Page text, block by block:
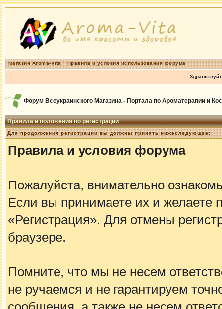
Магазин Aroma-Vita Правила и условия использования форума
Форум Всеукраинского Магазина - Портала по Ароматерапии и
Правила и положения по регистрации
Для продолжения регистрации вы должны принять нижеследующее:
Правила и условия форума
Пожалуйста, внимательно
Если вы принимаете их и желаете
«Регистрация». Для отмены
браузере.
Помните, что мы не несем
не ручаемся и не гарантируем